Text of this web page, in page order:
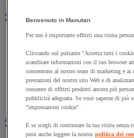
Armadio e archiviazione
Vedi tutte le categorie
Archiviazione per cartelle
Armadio
Armadio per ufficio
Carrello da ufficio
Libreria
Audiovisivi
Vedi tutte le categorie
Benvenuto in Manutan
Per noi è importante offrirti una visita
Cliccando sul pulsante "Accetta tutti i
scambiare informazioni con il tuo browser
consentono al nostro team di marketing e
prestazioni del nostro sito Web e di
consente di offrirti prodotti ancora più
pubblicità adeguata. Se vuoi saperne di
"impostazioni cookie".
E se scegli di continuare la tua visita senza
puoi anche leggere la nostra politica dei